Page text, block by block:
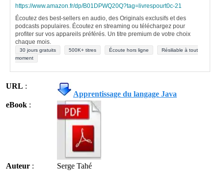
https://www.amazon.fr/dp/B01DPWQ20Q?tag=livrespourt0c-21
Écoutez des best-sellers en audio, des Originals exclusifs et des
podcasts populaires. Écoutez en streaming ou téléchargez pour
profiter sur vos appareils préférés. Un titre premium de votre choix
chaque mois.
30 jours gratuits 500K+ titres Écoute hors ligne
Résiliable à tout
moment
URL :
Apprentissage du langage Java
eBook :
Auteur :
Serge Tahé